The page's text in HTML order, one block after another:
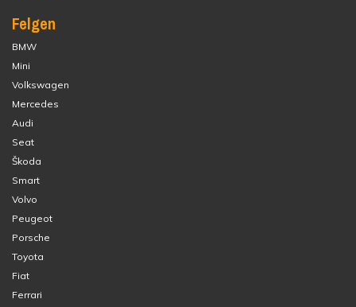
Felgen
BMW
Mini
Volkswagen
Mercedes
Audi
Seat
Škoda
Smart
Volvo
Peugeot
Porsche
Toyota
Fiat
Ferrari